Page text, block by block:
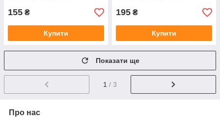
155 ₴
Купити
195 ₴
Купити
Показати ще
1 / 3
Про нас